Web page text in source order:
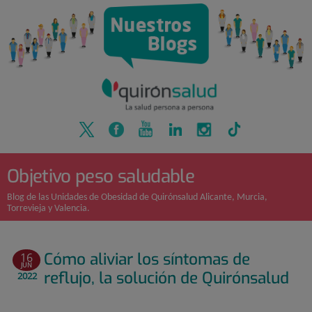
Objetivo peso saludable
Blog de las Unidades de Obesidad de Quirónsalud Alicante, Murcia,
Torrevieja y Valencia.
16
JUN
2022
Cómo aliviar los síntomas de
reflujo, la solución de Quirónsalud